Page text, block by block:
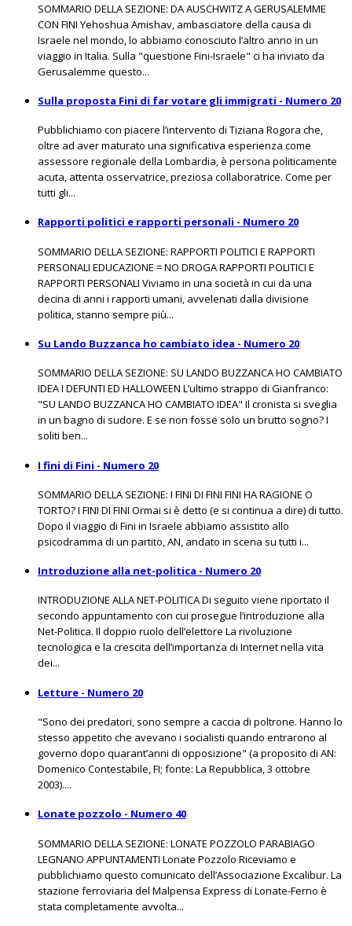
SOMMARIO DELLA SEZIONE: DA AUSCHWITZ A GERUSALEMME
CON FINI Yehoshua Amishav, ambasciatore della causa di
Israele nel mondo, lo abbiamo conosciuto l’altro anno in un
viaggio in Italia. Sulla "questione Fini-Israele" ci ha inviato da
Gerusalemme questo...
Sulla proposta Fini di far votare gli immigrati - Numero 20
Pubblichiamo con piacere l’intervento di Tiziana Rogora che,
oltre ad aver maturato una significativa esperienza come
assessore regionale della Lombardia, è persona politicamente
acuta, attenta osservatrice, preziosa collaboratrice. Come per
tutti gli...
Rapporti politici e rapporti personali - Numero 20
SOMMARIO DELLA SEZIONE: RAPPORTI POLITICI E RAPPORTI
PERSONALI EDUCAZIONE = NO DROGA RAPPORTI POLITICI E
RAPPORTI PERSONALI Viviamo in una società in cui da una
decina di anni i rapporti umani, avvelenati dalla divisione
politica, stanno sempre più...
Su Lando Buzzanca ho cambiato idea - Numero 20
SOMMARIO DELLA SEZIONE: SU LANDO BUZZANCA HO CAMBIATO
IDEA I DEFUNTI ED HALLOWEEN L’ultimo strappo di Gianfranco:
"SU LANDO BUZZANCA HO CAMBIATO IDEA" Il cronista si sveglia
in un bagno di sudore. E se non fosse solo un brutto sogno? I
soliti ben...
I fini di Fini - Numero 20
SOMMARIO DELLA SEZIONE: I FINI DI FINI FINI HA RAGIONE O
TORTO? I FINI DI FINI Ormai si è detto (e si continua a dire) di tutto.
Dopo il viaggio di Fini in Israele abbiamo assistito allo
psicodramma di un partito, AN, andato in scena su tutti i...
Introduzione alla net-politica - Numero 20
INTRODUZIONE ALLA NET-POLITICA Di seguito viene riportato il
secondo appuntamento con cui prosegue l’introduzione alla
Net-Politica. Il doppio ruolo dell’elettore La rivoluzione
tecnologica e la crescita dell’importanza di Internet nella vita
dei...
Letture - Numero 20
"Sono dei predatori, sono sempre a caccia di poltrone. Hanno lo
stesso appetito che avevano i socialisti quando entrarono al
governo dopo quarant’anni di opposizione" (a proposito di AN:
Domenico Contestabile, FI; fonte: La Repubblica, 3 ottobre
2003)....
Lonate pozzolo - Numero 40
SOMMARIO DELLA SEZIONE: LONATE POZZOLO PARABIAGO
LEGNANO APPUNTAMENTI Lonate Pozzolo Riceviamo e
pubblichiamo questo comunicato dell’Associazione Excalibur. La
stazione ferroviaria del Malpensa Express di Lonate-Ferno è
stata completamente avvolta...